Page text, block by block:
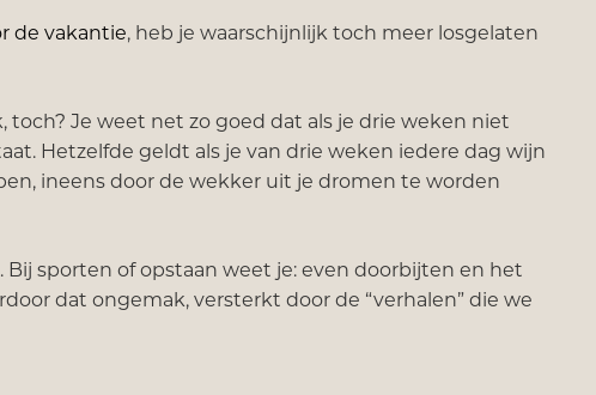
de vakantie, heb je waarschijnlijk toch meer losgelaten
toch? Je weet net zo goed dat als je drie weken niet
Hetzelfde geldt als je van drie weken iedere dag wijn
ineens door de wekker uit je dromen te worden
sporten of opstaan weet je: even doorbijten en het
dat ongemak, versterkt door de “verhalen” die we